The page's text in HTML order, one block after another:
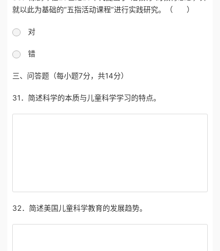
就以此为基础的“五指活动课程”进行实践研究。（ ）
对
错
三、问答题 （每小题7分，共14分）
31．简述科学的本质与儿童科学学习的特点。
32．简述美国儿童科学教育的发展趋势。